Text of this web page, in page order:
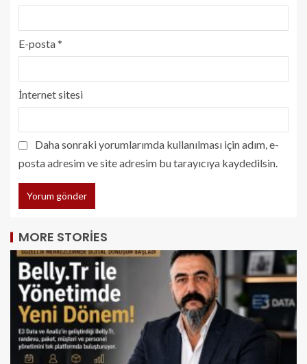
E-posta*
İnternet sitesi
Daha sonraki yorumlarımda kullanılması için adım, e-
posta adresim ve site adresim bu tarayıcıya kaydedilsin.
MORE STORIES